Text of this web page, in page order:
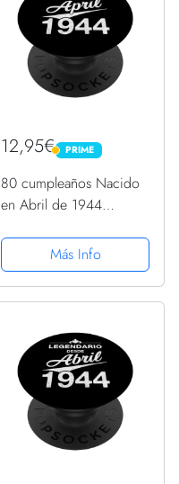
12,95€ PRIME
PRIME
80 cumpleaños Nacido
en Abril de 1944
PopSockets PopGrip
Intercambiable
Más Info